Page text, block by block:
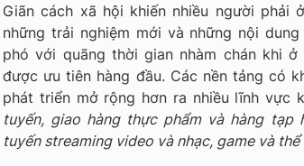
Giãn cách xã hội khiến nhiều người phải
những trải nghiệm mới và những nội
phó với quãng thời gian nhàm chán khi
được ưu tiên hàng đầu. Các nền tảng có
phát triển mở rộng hơn ra nhiều lĩnh vực
tuyến, giao hàng thực phẩm và hàng
tuyến streaming video và nhạc, game và